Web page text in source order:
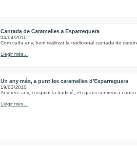
Cantada de Caramelles a Esparreguera
04/04/2010
Com cada any, hem realitzat la tradicional cantada de
Llegir més...
Un any més, a punt les caramelles d'Esparreguera
19/03/2010
Any rere any, i seguint la tradició, els grans sortirem a
Llegir més...